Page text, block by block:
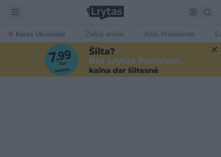
Karas Ukrainoje Žalioji erdvė Ačiū, Prezidente